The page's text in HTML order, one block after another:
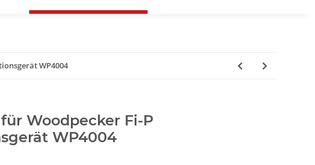
WP4004
Woodpecker Fi-P
WP4004